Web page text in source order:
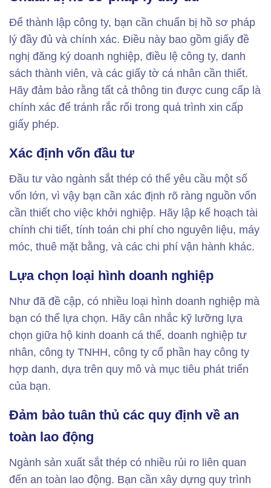
Để thành lập công ty, bạn cần chuẩn bị hồ sơ pháp
lý đầy đủ và chính xác. Điều này bao gồm giấy đề
nghị đăng ký doanh nghiệp, điều lệ công ty, danh
sách thành viên, và các giấy tờ cá nhân cần thiết.
Hãy đảm bảo rằng tất cả thông tin được cung cấp là
chính xác để tránh rắc rối trong quá trình xin cấp
giấy phép.
Xác định vốn đầu tư
Đầu tư vào ngành sắt thép có thể yêu cầu một số
vốn lớn, vì vậy bạn cần xác định rõ ràng nguồn vốn
cần thiết cho việc khởi nghiệp. Hãy lập kế hoạch tài
chính chi tiết, tính toán chi phí cho nguyên liệu, máy
móc, thuê mặt bằng, và các chi phí vận hành khác.
Lựa chọn loại hình doanh nghiệp
Như đã đề cập, có nhiều loại hình doanh nghiệp mà
bạn có thể lựa chọn. Hãy cân nhắc kỹ lưỡng lựa
chọn giữa hộ kinh doanh cá thể, doanh nghiệp tư
nhân, công ty TNHH, công ty cổ phần hay công ty
hợp danh, dựa trên quy mô và mục tiêu phát triển
của bạn.
Đảm bảo tuân thủ các quy định về an
toàn lao động
Ngành sản xuất sắt thép có nhiều rủi ro liên quan
đến an toàn lao động. Bạn cần xây dựng quy trình